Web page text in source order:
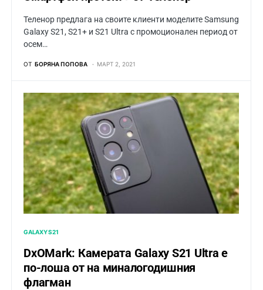
Теленор предлага на своите клиенти моделите Samsung
Galaxy S21, S21+ и S21 Ultra с промоционален период от
осем…
ОТ БОРЯНА ПОПОВА МАРТ 2, 2021
GALAXY S21
DxOMark: Камерата Galaxy S21 Ultra е
по-лоша от на миналогодишния
флагман